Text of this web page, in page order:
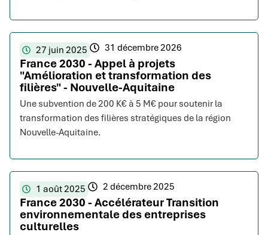
27 juin 2025 31 décembre 2026
France 2030 - Appel à projets
"Amélioration et transformation des
filières" - Nouvelle-Aquitaine
Une subvention de 200 K€ à 5 M€ pour soutenir la
transformation des filières stratégiques de la région
Nouvelle-Aquitaine.
1 août 2025 2 décembre 2025
France 2030 - Accélérateur Transition
environnementale des entreprises
culturelles